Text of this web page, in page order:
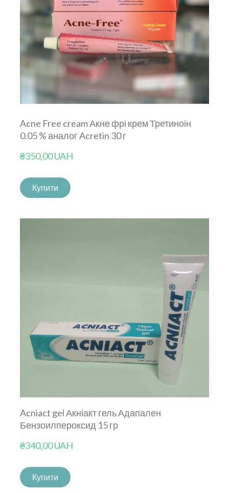
Acne Free cream Акне фрі крем Третиноін
0.05 % аналог Acretin 30 г
₴350,00 UAH
Купити
Acniact gel Акніакт гель Адапален
Бензоилпероксид 15 гр
₴340,00 UAH
Купити